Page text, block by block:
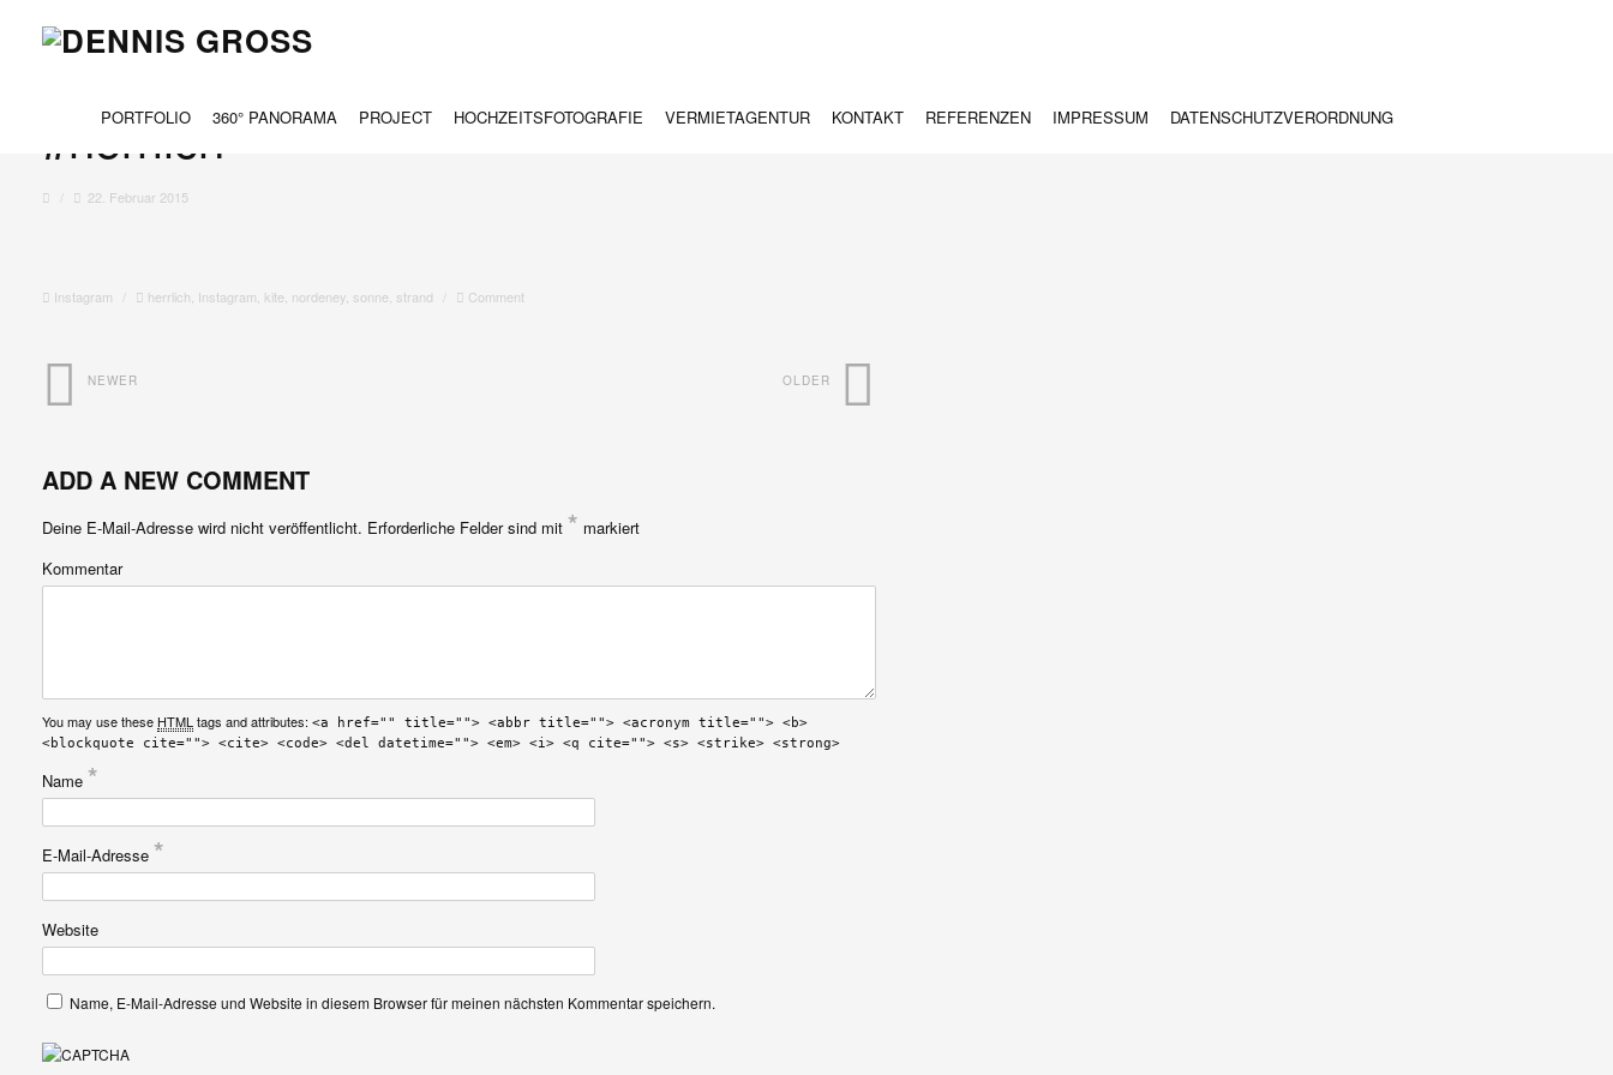
PORTFOLIO 360° PANORAMA PROJECT HOCHZEITSFOTOGRAFIE VERMIETAGENTUR KONTAKT REFERENZEN IMPRESSUM DATENSCHUTZVERORDNUNG
#kite #nordeney #strand #sonne
#herrlich
22. Februar 2015
Instagram herrlich Instagram kite nordeney sonne strand Comment
OLDER
NEWER
ADD A NEW COMMENT
Deine E-Mail-Adresse wird nicht veröffentlicht. Erforderliche Felder sind mit * markiert
Kommentar
You may use these HTMLtags and attributes: <a href="" title=""> <abbr title=""> <acronym title=""> <b>
<blockquote cite=""> <cite> <code> <del datetime=""> <em> <i> <q cite=""> <s> <strike> <strong>
Name *
E-Mail-Adresse *
Website
Name, E-Mail-Adresse und Website in diesem Browser für meinen nächsten Kommentar speichern.